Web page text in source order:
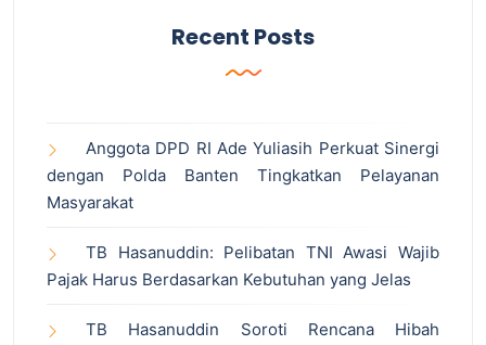
Recent Posts
Anggota DPD RI Ade Yuliasih Perkuat Sinergi
dengan Polda Banten Tingkatkan Pelayanan
Masyarakat
TB Hasanuddin: Pelibatan TNI Awasi Wajib
Pajak Harus Berdasarkan Kebutuhan yang Jelas
TB Hasanuddin Soroti Rencana Hibah